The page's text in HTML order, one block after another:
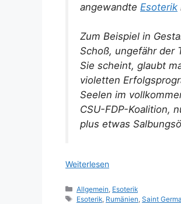
angewandte Esoterik
Zum Beispiel in
Schoß, ungefähr der
Sie scheint, glaubt
violetten
Seelen im
CSU-FDP-Koalition,
plus etwas
Weiterlesen
Kategorien
Allgemein Esoterik
Schlagwörter
Esoterik Rumänien ,Saint